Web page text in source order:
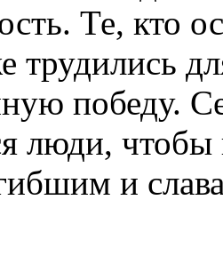
Те, кто
трудились
победу.
люди, чтобы
и